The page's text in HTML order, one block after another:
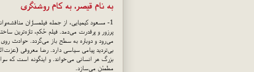
به نام قیصر، به كام روشنگری
1- مسعود كیمیایی، از جمله فیلمسازان
پرزور و پرقدرت می‌دمد. فیلم حُكم، تازه‌ترین
می‌رود و دوباره به سطح باز می‌گردد. حوادث روی
بی‌تردید پیامی سیاسی دارد. رضا معروفی
بزرگ هر انسانی می‌خواند. و اینگونه است كه
مطمئن می‌سازد.